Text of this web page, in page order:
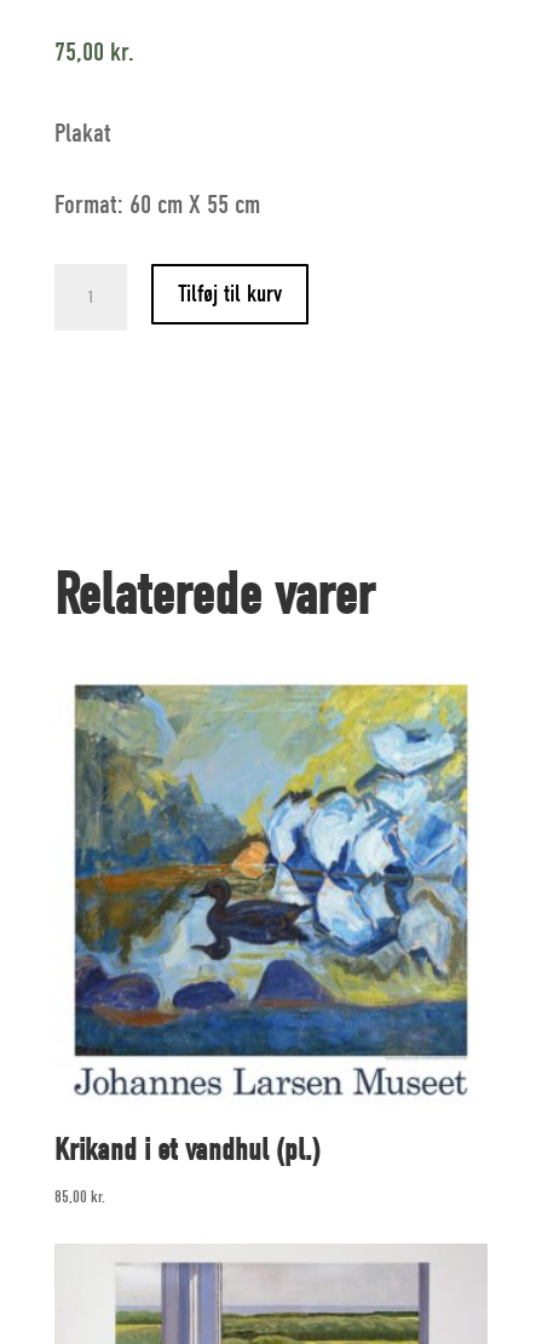
75,00 kr.
Plakat
Format: 60 cm X 55 cm
Flyvende
Tilføj til kurv
Relaterede varer
Krikand i et vandhul (pl.)
85,00 kr.